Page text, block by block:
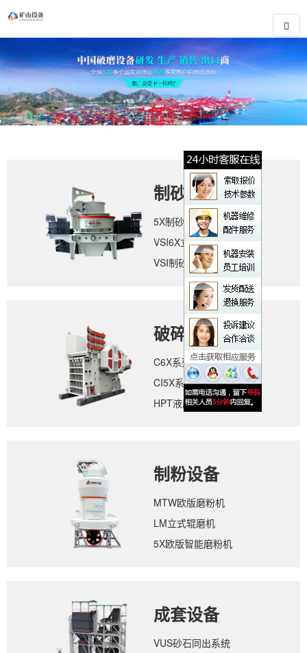
制砂设备
5X制砂机
VSI6X立轴冲击式破碎机
VSI制砂机
破碎设备
C6X系列颚式破碎机
CI5X系列反击式破碎机
HPT液压圆锥破碎机
制粉设备
MTW欧版磨粉机
LM立式辊磨机
5X欧版智能磨粉机
成套设备
VUS砂石同出系统